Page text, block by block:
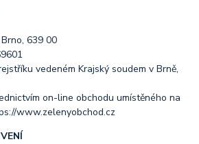
639 00
vedeném Krajský soudem v Brně,
on-line obchodu umístěného na
www.zelenyobchod.cz